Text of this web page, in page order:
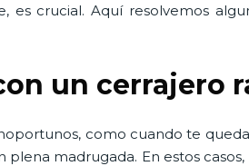
es crucial. Aquí resolvemos
un cerrajero
como cuando te
madrugada. En estos